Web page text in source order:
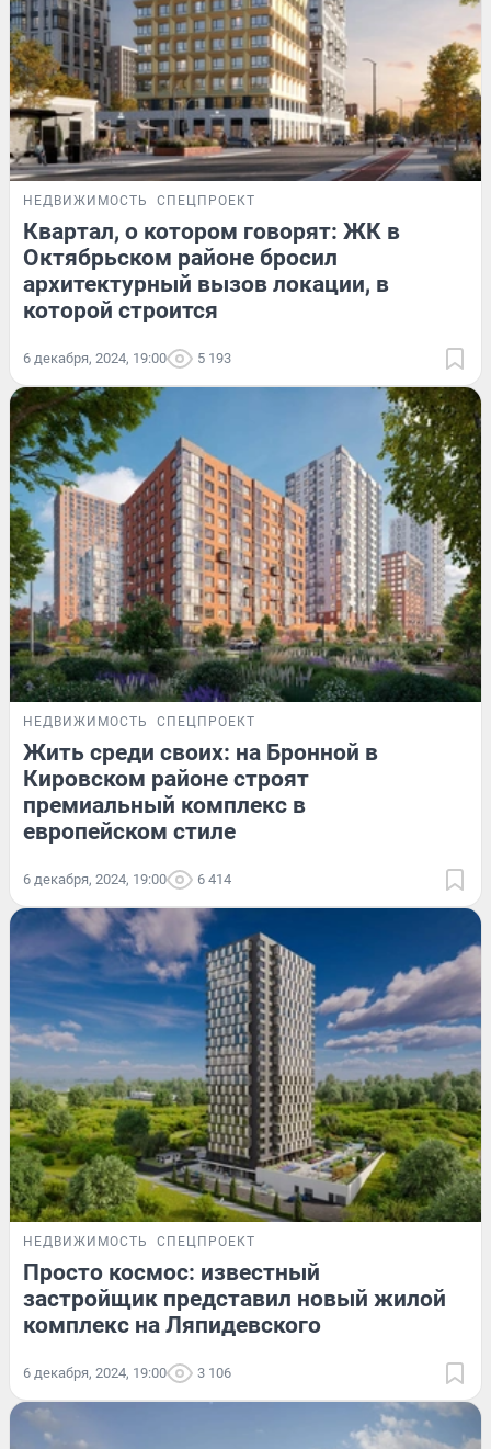
НЕДВИЖИМОСТЬ СПЕЦПРОЕКТ
Квартал, о котором говорят: ЖК в
Октябрьском районе бросил
архитектурный вызов локации, в
которой строится
6 декабря, 2024, 19:00 5 193
НЕДВИЖИМОСТЬ СПЕЦПРОЕКТ
Жить среди своих: на Бронной в
Кировском районе строят
премиальный комплекс в
европейском стиле
6 декабря, 2024, 19:00 6 414
НЕДВИЖИМОСТЬ СПЕЦПРОЕКТ
Просто космос: известный
застройщик представил новый жилой
комплекс на Ляпидевского
6 декабря, 2024, 19:00 3 106